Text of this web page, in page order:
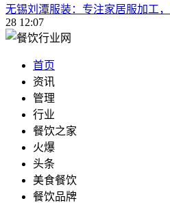
无锡刘潭服装：专注家居服加工
28 12:07
首页
资讯
管理
行业
餐饮之家
火爆
头条
美食餐饮
餐饮品牌